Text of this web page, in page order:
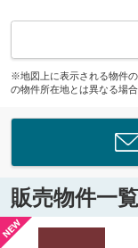
※地図上に表示される物件
の物件所在地とは異なる場合
販売物件一覧